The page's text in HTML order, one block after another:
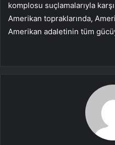
komplosu suçlamalarıyla karşı
Amerikan topraklarında,
Amerikan adaletinin tüm